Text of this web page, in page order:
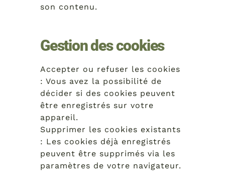
son contenu.
Gestion des cookies
Accepter ou refuser les cookies
: Vous avez la possibilité de
décider si des cookies peuvent
être enregistrés sur votre
appareil.
Supprimer les cookies existants
: Les cookies déjà enregistrés
peuvent être supprimés via les
paramètres de votre navigateur.